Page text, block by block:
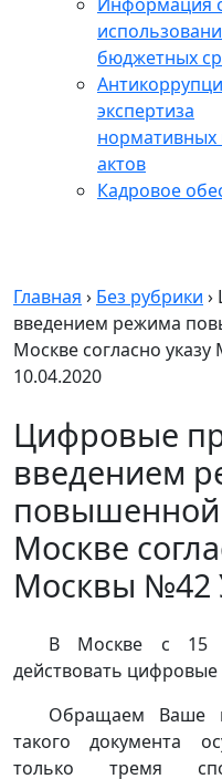
бюджетных
экспертиза
нормативных
актов
Кадровое
Главная › Без рубрики ›
введением режима
Москве согласно
10.04.2020
Цифровые
введением
повышенной
Москве
Москвы №42
В Москве с 15
действовать цифровые
Обращаем Ваше
такого документа
только тремя